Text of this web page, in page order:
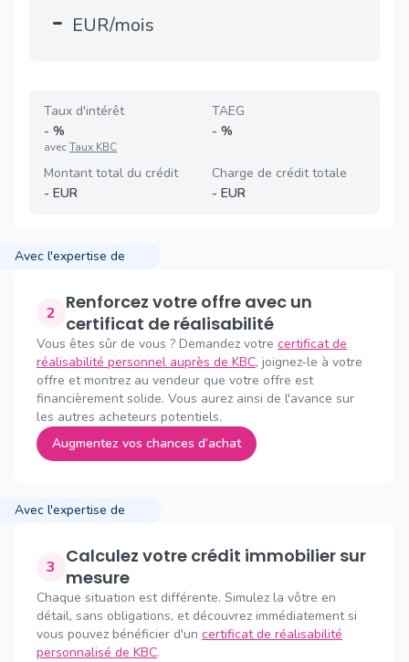
- EUR/mois
Taux d'intérêt
- %
avecTaux KBC
TAEG
- %
Montant total du crédit
- EUR
Charge de crédit totale
- EUR
Avec l'expertise de
2 Renforcez votre offre avec un
certificat de réalisabilité
Vous êtes sûr de vous ? Demandez votre certificat de
réalisabilité personnel auprès de KBC, joignez-le à votre
offre et montrez au vendeur que votre offre est
financièrement solide. Vous aurez ainsi de l'avance sur
les autres acheteurs potentiels.
Augmentez vos chances d’achat
Avec l'expertise de
3
Calculez votre crédit immobilier sur
mesure
Chaque situation est différente. Simulez la vôtre en
détail, sans obligations, et découvrez immédiatement si
vous pouvez bénéficier d'un certificat de réalisabilité
personnalisé de KBC.